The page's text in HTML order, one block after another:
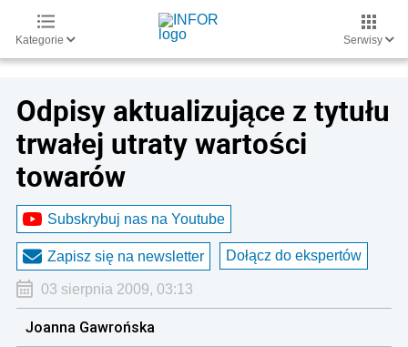
Kategorie Serwisy
Odpisy aktualizujące z tytułu
trwałej utraty wartości
towarów
Subskrybuj nas na Youtube
Zapisz się na newsletter Dołącz do ekspertów
03 sierpnia 2009, 03:13
Joanna Gawrońska